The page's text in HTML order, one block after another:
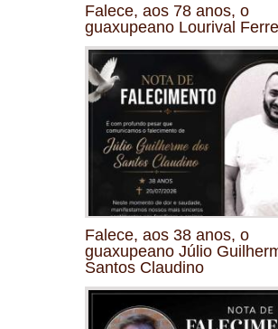
Falece, aos 78 anos, o
guaxupeano Lourival
Falece, aos 38 anos, o
guaxupeano Júlio
Santos Claudino